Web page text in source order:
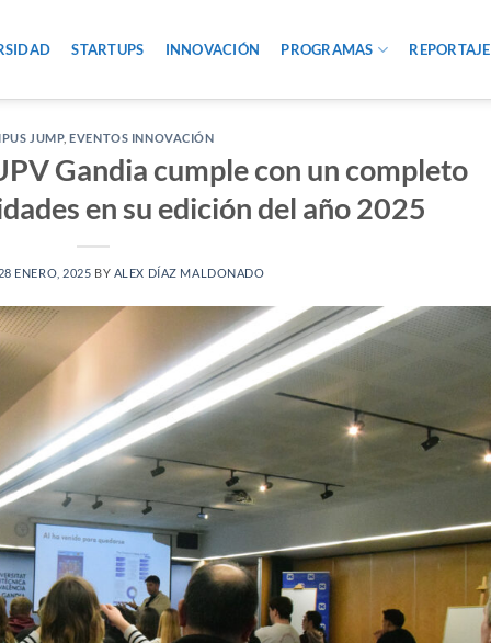
STARTUPS INNOVACIÓN PROGRAMAS
JUMP,EVENTOS INNOVACIÓN
Gandia cumple con un completo
en su edición del año 2025
ENERO, 2025 BY ALEX DÍAZ MALDONADO